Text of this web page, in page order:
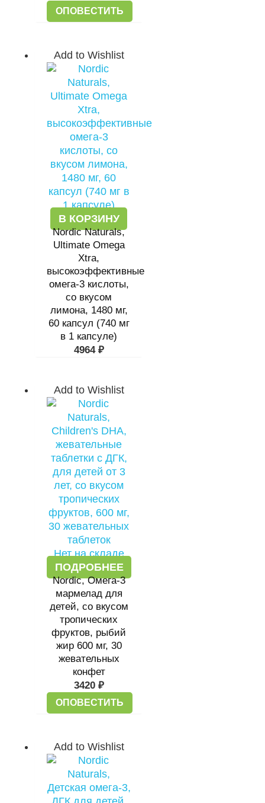
ОПОВЕСТИТЬ
Add to Wishlist
В КОРЗИНУ
Nordic Naturals,
Ultimate Omega
Xtra,
высокоэффективные
омега-3 кислоты,
со вкусом
лимона, 1480 мг,
60 капсул (740 мг
в 1 капсуле)
4964 ₽
Add to Wishlist
Нет на складе
ПОДРОБНЕЕ
Nordic, Омега-3
мармелад для
детей, со вкусом
тропических
фруктов, рыбий
жир 600 мг, 30
жевательных
конфет
3420 ₽
ОПОВЕСТИТЬ
Add to Wishlist